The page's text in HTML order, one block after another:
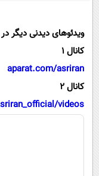
ویدئوهای دیدنی دیگر
کانال 1
aparat.com/asriran
کانال 2
videos